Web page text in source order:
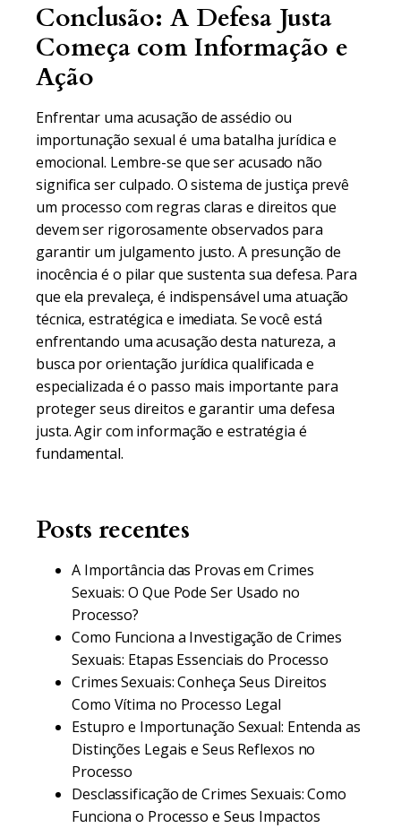
Conclusão: A Defesa Justa
Começa com Informação e
Ação
Enfrentar uma acusação de assédio ou
importunação sexual é uma batalha jurídica e
emocional. Lembre-se que ser acusado não
significa ser culpado. O sistema de justiça prevê
um processo com regras claras e direitos que
devem ser rigorosamente observados para
garantir um julgamento justo. A presunção de
inocência é o pilar que sustenta sua defesa. Para
que ela prevaleça, é indispensável uma atuação
técnica, estratégica e imediata. Se você está
enfrentando uma acusação desta natureza, a
busca por orientação jurídica qualificada e
especializada é o passo mais importante para
proteger seus direitos e garantir uma defesa
justa. Agir com informação e estratégia é
fundamental.
Posts recentes
A Importância das Provas em Crimes
Sexuais: O Que Pode Ser Usado no
Processo?
Como Funciona a Investigação de Crimes
Sexuais: Etapas Essenciais do Processo
Crimes Sexuais: Conheça Seus Direitos
Como Vítima no Processo Legal
Estupro e Importunação Sexual: Entenda as
Distinções Legais e Seus Reflexos no
Processo
Desclassificação de Crimes Sexuais: Como
Funciona o Processo e Seus Impactos